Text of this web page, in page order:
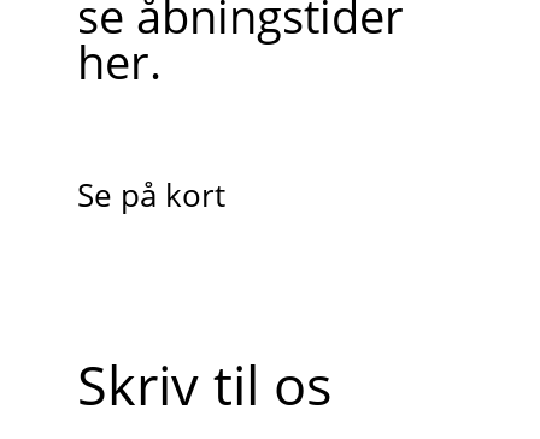
se åbningstider
her.
Se på kort
Skriv til os